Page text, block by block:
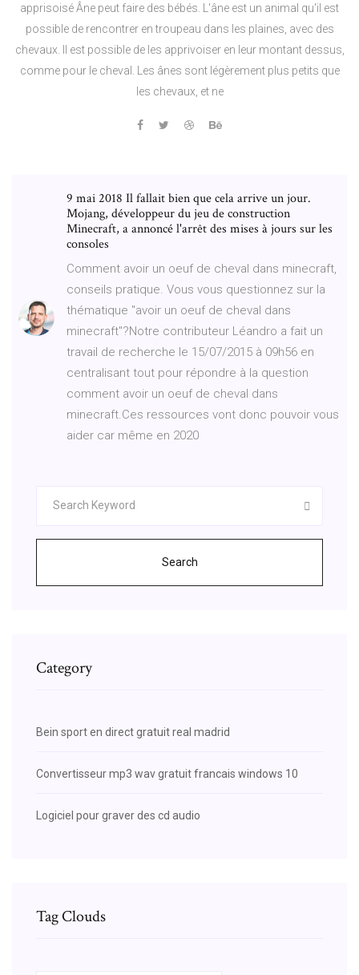
apprisoisé Âne peut faire des bébés. L'âne est un animal qu'il est
possible de rencontrer en troupeau dans les plaines, avec des
chevaux. Il est possible de les apprivoiser en leur montant dessus,
comme pour le cheval. Les ânes sont légèrement plus petits que
les chevaux, et ne
9 mai 2018 Il fallait bien que cela arrive un jour.
Mojang, développeur du jeu de construction
Minecraft, a annoncé l'arrêt des mises à jours sur les
consoles
Comment avoir un oeuf de cheval dans minecraft,
conseils pratique. Vous vous questionnez sur la
thématique "avoir un oeuf de cheval dans
minecraft"?Notre contributeur Léandro a fait un
travail de recherche le 15/07/2015 à 09h56 en
centralisant tout pour répondre à la question
comment avoir un oeuf de cheval dans
minecraft.Ces ressources vont donc pouvoir vous
aider car même en 2020
Search
Category
Bein sport en direct gratuit real madrid
Convertisseur mp3 wav gratuit francais windows 10
Logiciel pour graver des cd audio
Tag Clouds